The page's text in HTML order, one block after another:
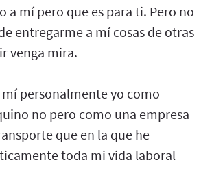
a mí pero que es para ti. Pero no
entregarme a mí cosas de otras
venga mira.
mí personalmente yo como
no pero como una empresa
que en la que he
toda mi vida laboral